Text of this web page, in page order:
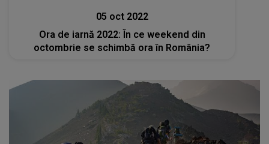
05 oct 2022
Ora de iarnă 2022: În ce weekend din
octombrie se schimbă ora în România?